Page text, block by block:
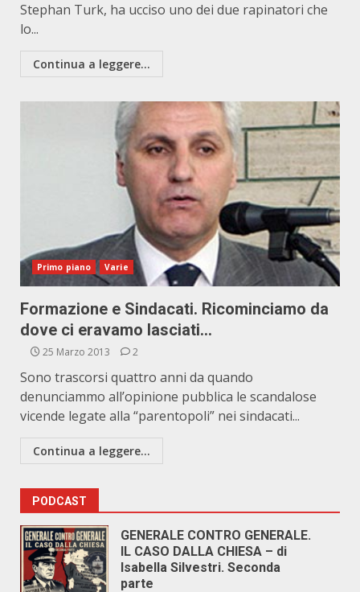
Stephan Turk, ha ucciso uno dei due rapinatori che
lo...
Continua a leggere...
Primo piano Varie
Formazione e Sindacati. Ricominciamo da
dove ci eravamo lasciati…
25 Marzo 2013 2
Sono trascorsi quattro anni da quando
denunciammo all’opinione pubblica le scandalose
vicende legate alla “parentopoli” nei sindacati...
Continua a leggere...
PODCAST
GENERALE CONTRO GENERALE.
IL CASO DALLA CHIESA – di
Isabella Silvestri. Seconda
parte